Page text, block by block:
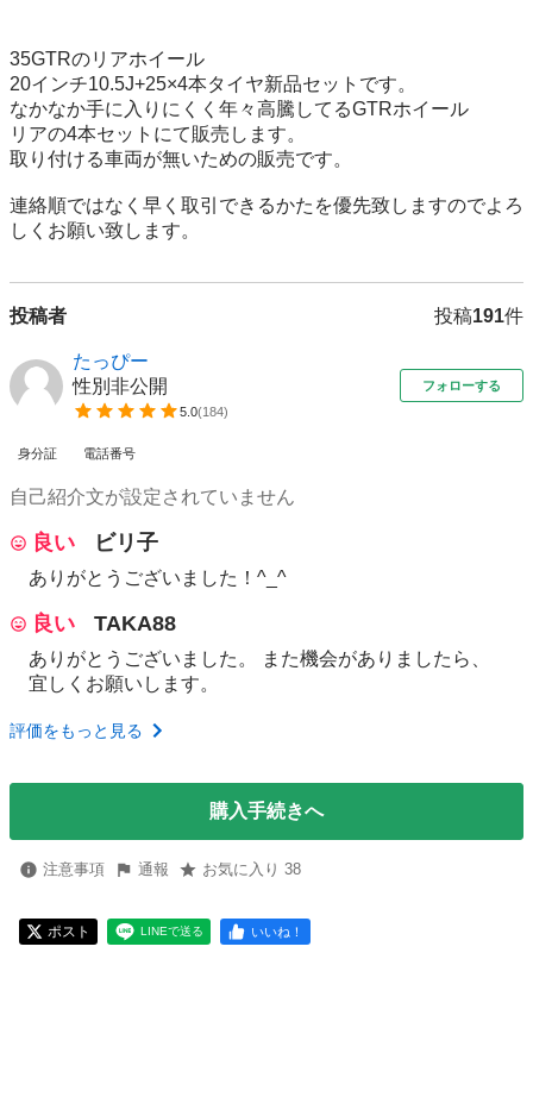
35GTRのリアホイール
20インチ10.5J+25×4本タイヤ新品セットです。
なかなか手に入りにくく年々高騰してるGTRホイール
リアの4本セットにて販売します。
取り付ける車両が無いための販売です。
連絡順ではなく早く取引できるかたを優先致しますのでよろ
しくお願い致します。
投稿者 投稿191件
たっぴー
性別非公開
5.0(184)
フォローする
身分証 電話番号
自己紹介文が設定されていません
良い ビリ子
ありがとうございました！^_^
良い TAKA88
ありがとうございました。 また機会がありましたら、
宜しくお願いします。
評価をもっと見る
購入手続きへ
注意事項 通報 お気に入り 38
ポスト LINEで送る いいね！